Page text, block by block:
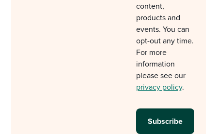
content,
products and
events. You can
opt-out any time.
For more
information
please see our
privacy policy.